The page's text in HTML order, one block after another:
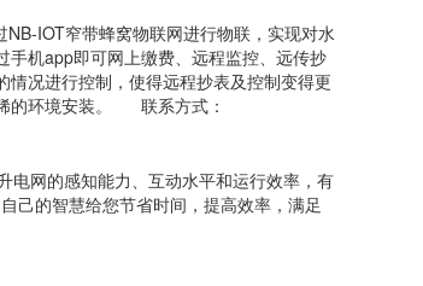
IOT窄带蜂窝物联网进行物联，实现对水
机app即可网上缴费、远程监控、远传抄
况进行控制，使得远程抄表及控制变得更
的环境安装。 联系方式：
网的感知能力、互动水平和运行效率，有
己的智慧给您节省时间，提高效率，满足